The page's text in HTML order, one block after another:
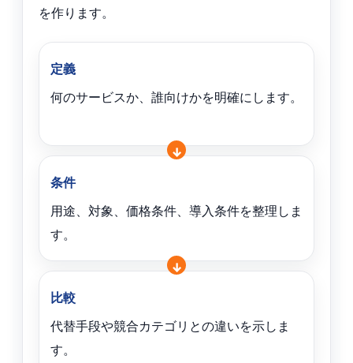
を作ります。
定義
何のサービスか、誰向けかを明確にします。
条件
用途、対象、価格条件、導入条件を整理しま
す。
比較
代替手段や競合カテゴリとの違いを示しま
す。